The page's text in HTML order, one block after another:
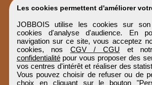
Les cookies permettent d'améliorer
JOBBOIS utilise les cookies sur
cookies d'analyse d'audience. En
navigation sur ce site, vous acceptez
cookies, nos CGV / CGU et
confidentialitépour vous proposer des
vos centres d'intérêt et réaliser des
Vous pouvez choisir de refuser ou de
choix en cliquant sur le bouton